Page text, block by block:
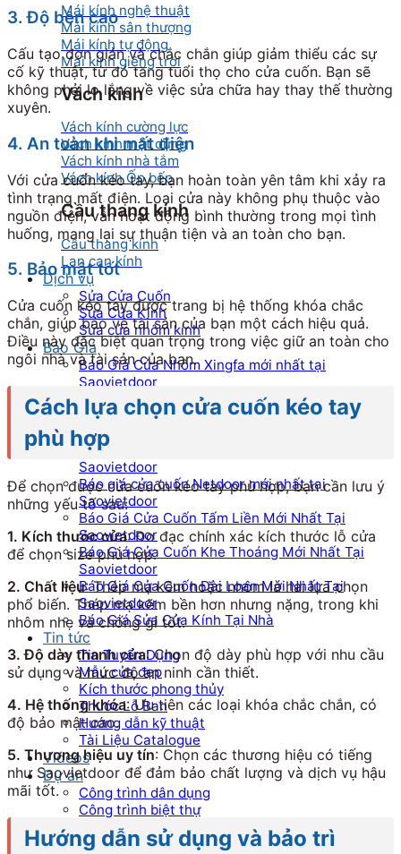
Mái kính nghệ thuật
Mái kính sân thượng
Mái kính tự động
Mái kính giếng trời
Vách kính
Vách kính cường lực
Vách kính mặt dựng
Vách kính nhà tắm
Vách kính Ốp bếp
Cầu thang kính
Cầu thang kính
Lan can kính
Dịch vụ
Sửa Cửa Cuốn
Sửa Cửa Kính
Sửa cửa nhôm kính
Báo Giá
Báo Giá Cửa Nhôm Xingfa mới nhất tại
Saovietdoor
Báo Giá Cửa Cuốn Mới Nhất Tại SAOVIETDOOR
Báo Giá Cửa Cuốn Austdoor Mới Nhất Tại
Saovietdoor
Báo giá cửa cuốn SSmarts mới nhất tại
Saovietdoor
Báo giá cửa cuốn Netdoor mới nhất tại
Saovietdoor
Báo Giá Cửa Cuốn Tấm Liền Mới Nhất Tại
Saovietdoor
Báo Giá Cửa Cuốn Khe Thoáng Mới Nhất Tại
Saovietdoor
Báo Giá Cửa Cuốn Đài Loan Mới Nhất Tại
Saovietdoor
Báo Giá Sửa Cửa Kính Tại Nhà
Tin tức
Tin Tuyển Dụng
Mẫu cửa đẹp
Kích thước phong thủy
Thước Lỗ Ban
Hướng dẫn kỹ thuật
Tài Liệu Catalogue
Videos
Dự án
Công trình dân dụng
Công trình biệt thự
Nhà máy & Showroom
Liên hệ
3. Độ bền cao
Cấu tạo đơn giản và chắc chắn giúp giảm thiểu các sự
cố kỹ thuật, từ đó tăng tuổi thọ cho cửa cuốn. Bạn sẽ
không phải lo lắng về việc sửa chữa hay thay thế thường
xuyên.
4. An toàn khi mất điện
Với cửa cuốn kéo tay, bạn hoàn toàn yên tâm khi xảy ra
tình trạng mất điện. Loại cửa này không phụ thuộc vào
nguồn điện, vẫn hoạt động bình thường trong mọi tình
huống, mang lại sự thuận tiện và an toàn cho bạn.
5. Bảo mật tốt
Cửa cuốn kéo tay được trang bị hệ thống khóa chắc
chắn, giúp bảo vệ tài sản của bạn một cách hiệu quả.
Điều này đặc biệt quan trọng trong việc giữ an toàn cho
ngôi nhà và tài sản của bạn.
Cách lựa chọn cửa cuốn kéo tay
phù hợp
Để chọn được cửa cuốn kéo tay phù hợp, bạn cần lưu ý
những yếu tố sau:
1. Kích thước cửa: Đo đạc chính xác kích thước lỗ cửa
để chọn size phù hợp.
2. Chất liệu: Thép mạ kẽm hoặc nhôm là hai lựa chọn
phổ biến. Thép mạ kẽm bền hơn nhưng nặng, trong khi
nhôm nhẹ và chống gỉ tốt.
3. Độ dày thanh cửa: Chọn độ dày phù hợp với nhu cầu
sử dụng và mức độ an ninh cần thiết.
4. Hệ thống khóa: Ưu tiên các loại khóa chắc chắn, có
độ bảo mật cao.
5. Thương hiệu uy tín: Chọn các thương hiệu có tiếng
như Saovietdoor để đảm bảo chất lượng và dịch vụ hậu
mãi tốt.
Hướng dẫn sử dụng và bảo trì